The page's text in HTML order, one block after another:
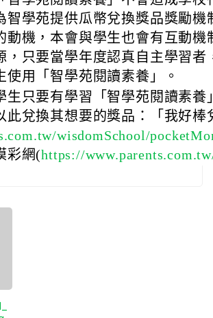
智學苑提供瓜幣兌換獎品獎勵
動機，本會與學生也會有互動
，只要當學年度認真自主學習
使用「智學苑閱讀素養」。
生只要有學習「智學苑閱讀素
此兌換其想要的獎品：「我好棒
wisdomSchool/
彩網(https://